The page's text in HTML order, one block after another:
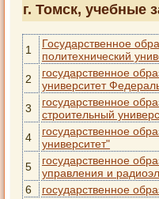
г. Томск, учебные
1
Государственное
политехнический
2
государственное
университет
3
государственное
строительный
4
государственное
университет"
5
государственное
управления и
6
государственное